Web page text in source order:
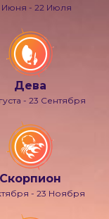
Июня - 22 Июля
Дева
- 23 Сентября
Скорпион
- 23 Ноября